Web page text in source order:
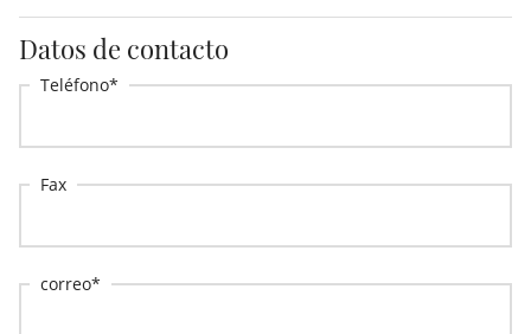
Datos de contacto
Teléfono
Fax
correo